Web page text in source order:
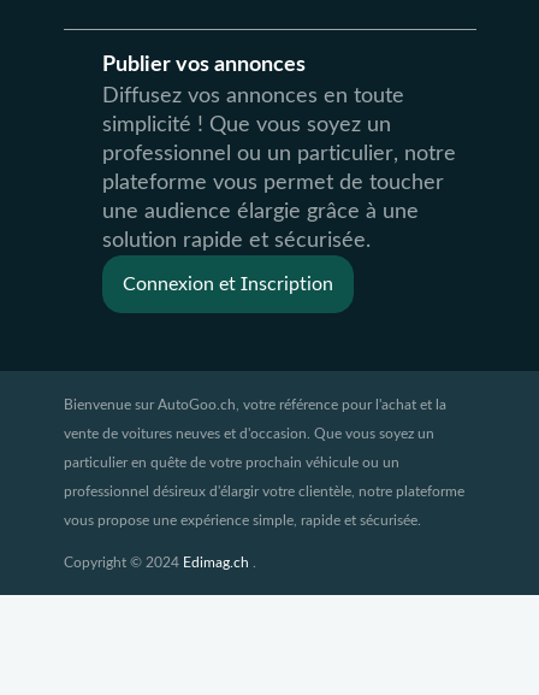
Publier vos annonces
Diffusez vos annonces en toute
simplicité ! Que vous soyez un
professionnel ou un particulier, notre
plateforme vous permet de toucher
une audience élargie grâce à une
solution rapide et sécurisée.
Connexion et Inscription
Bienvenue sur AutoGoo.ch, votre référence pour l'achat et la
vente de voitures neuves et d'occasion. Que vous soyez un
particulier en quête de votre prochain véhicule ou un
professionnel désireux d'élargir votre clientèle, notre plateforme
vous propose une expérience simple, rapide et sécurisée.
Copyright © 2024 Edimag.ch